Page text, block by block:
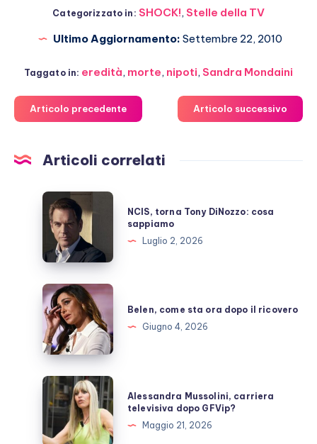
Categorizzato in: SHOCK!, Stelle della TV
Ultimo Aggiornamento: Settembre 22, 2010
Taggato in: eredità, morte, nipoti, Sandra Mondaini
Articolo precedente Articolo successivo
Articoli correlati
NCIS,
torna
Tony
DiNozzo:
cosa
sappiamo
NCIS, torna Tony DiNozzo: cosa
sappiamo
Luglio 2, 2026
Belen,
come
sta
ora
dopo
il
ricovero
Belen, come sta ora dopo il ricovero
Giugno 4, 2026
Alessandra
Mussolini,
carriera
televisiva
Alessandra Mussolini, carriera
televisiva dopo GFVip?
Maggio 21, 2026